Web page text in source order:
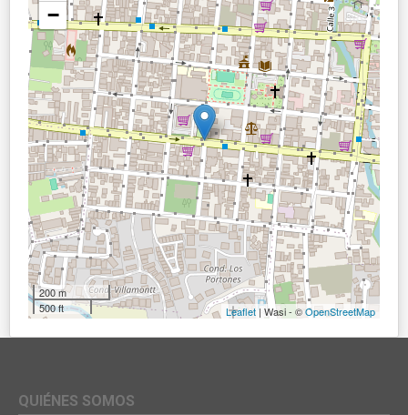
−
200 m
500 ft
Leaflet| Wasi - ©OpenStreetMap
QUIÉNES SOMOS